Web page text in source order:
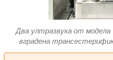
Два ултразвука от модела
вградена